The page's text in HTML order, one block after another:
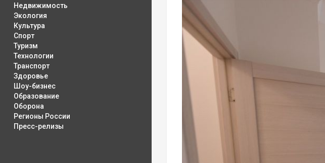
Недвижимость
Экология
Культура
Спорт
Туризм
Технологии
Транспорт
Здоровье
Шоу-бизнес
Образование
Оборона
Регионы России
Пресс-релизы